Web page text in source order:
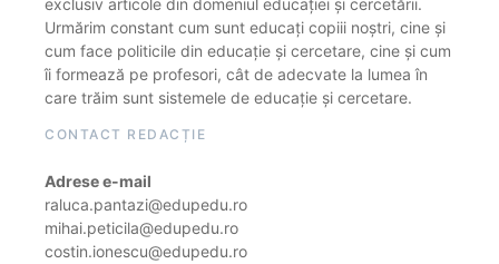
exclusiv articole din domeniul educației și cercetării.
Urmărim constant cum sunt educați copiii noștri, cine și
cum face politicile din educație și cercetare, cine și cum
îi formează pe profesori, cât de adecvate la lumea în
care trăim sunt sistemele de educație și cercetare.
CONTACT REDACȚIE
Adrese e-mail
raluca.pantazi@edupedu.ro
mihai.peticila@edupedu.ro
costin.ionescu@edupedu.ro